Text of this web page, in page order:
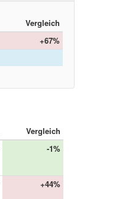
Vergleich
+67%
Vergleich
-1%
+44%